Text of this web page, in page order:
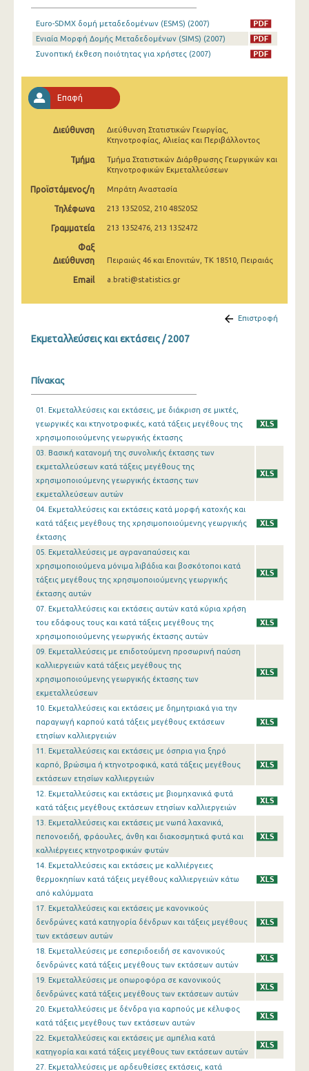
Euro-SDMX δομή μεταδεδομένων (ESMS) (2007)
Ενιαία Μορφή Δομής Μεταδεδομένων (SIMS) (2007)
Συνοπτική έκθεση ποιότητας για χρήστες (2007)
Επαφή
Διεύθυνση
Διεύθυνση Στατιστικών Γεωργίας,
Κτηνοτροφίας, Αλιείας και Περιβάλλοντος
Τμήμα
Τμήμα Στατιστικών Διάρθρωσης Γεωργικών και
Κτηνοτροφικών Εκμεταλλεύσεων
Προϊστάμενος/η Μπράτη Αναστασία
Τηλέφωνα 213 1352052, 210 4852052
Γραμματεία 213 1352476, 213 1352472
Φαξ
Διεύθυνση
Πειραιώς 46 και Επονιτών, ΤΚ 18510, Πειραιάς
Email a.brati@statistics.gr
Επιστροφή
Εκμεταλλεύσεις και εκτάσεις / 2007
Πίνακας
01. Εκμεταλλεύσεις και εκτάσεις, με διάκριση σε μικτές,
γεωργικές και κτηνοτροφικές, κατά τάξεις μεγέθους της
χρησιμοποιούμενης γεωργικής έκτασης
03. Βασική κατανομή της συνολικής έκτασης των
εκμεταλλεύσεων κατά τάξεις μεγέθους της
χρησιμοποιούμενης γεωργικής έκτασης των
εκμεταλλεύσεων αυτών
04. Εκμεταλλεύσεις και εκτάσεις κατά μορφή κατοχής και
κατά τάξεις μεγέθους της χρησιμοποιούμενης γεωργικής
έκτασης
05. Εκμεταλλεύσεις με αγραναπαύσεις και
χρησιμοποιούμενα μόνιμα λιβάδια και βοσκότοποι κατά
τάξεις μεγέθους της χρησιμοποιούμενης γεωργικής
έκτασης αυτών
07. Εκμεταλλεύσεις και εκτάσεις αυτών κατά κύρια χρήση
του εδάφους τους και κατά τάξεις μεγέθους της
χρησιμοποιούμενης γεωργικής έκτασης αυτών
09. Εκμεταλλεύσεις με επιδοτούμενη προσωρινή παύση
καλλιεργειών κατά τάξεις μεγέθους της
χρησιμοποιούμενης γεωργικής έκτασης των
εκμεταλλεύσεων
10. Εκμεταλλεύσεις και εκτάσεις με δημητριακά για την
παραγωγή καρπού κατά τάξεις μεγέθους εκτάσεων
ετησίων καλλιεργειών
11. Εκμεταλλεύσεις και εκτάσεις με όσπρια για ξηρό
καρπό, βρώσιμα ή κτηνοτροφικά, κατά τάξεις μεγέθους
εκτάσεων ετησίων καλλιεργειών
12. Εκμεταλλεύσεις και εκτάσεις με βιομηχανικά φυτά
κατά τάξεις μεγέθους εκτάσεων ετησίων καλλιεργειών
13. Εκμεταλλεύσεις και εκτάσεις με νωπά λαχανικά,
πεπονοειδή, φράουλες, άνθη και διακοσμητικά φυτά και
καλλιέργειες κτηνοτροφικών φυτών
14. Εκμεταλλεύσεις και εκτάσεις με καλλιέργειες
θερμοκηπίων κατά τάξεις μεγέθους καλλιεργειών κάτω
από καλύμματα
17. Εκμεταλλεύσεις και εκτάσεις με κανονικούς
δενδρώνες κατά κατηγορία δένδρων και τάξεις μεγέθους
των εκτάσεων αυτών
18. Εκμεταλλεύσεις με εσπεριδοειδή σε κανονικούς
δενδρώνες κατά τάξεις μεγέθους των εκτάσεων αυτών
19. Εκμεταλλεύσεις με οπωροφόρα σε κανονικούς
δενδρώνες κατά τάξεις μεγέθους των εκτάσεων αυτών
20. Εκμεταλλεύσεις με δένδρα για καρπούς με κέλυφος
κατά τάξεις μεγέθους των εκτάσεων αυτών
22. Εκμεταλλεύσεις και εκτάσεις με αμπέλια κατά
κατηγορία και κατά τάξεις μεγέθους των εκτάσεων αυτών
27. Εκμεταλλεύσεις με αρδευθείσες εκτάσεις, κατά